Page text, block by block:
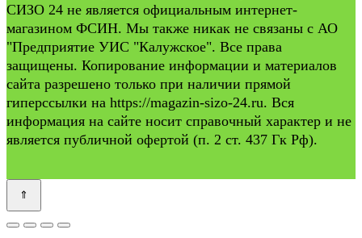
СИЗО 24 не является официальным интернет-
магазином ФСИН. Мы также никак не связаны с АО
"Предприятие УИС "Калужское". Все права
защищены. Копирование информации и материалов
сайта разрешено только при наличии прямой
гиперссылки на https://magazin-sizo-24.ru. Вся
информация на сайте носит справочный характер и не
является публичной офертой (п. 2 ст. 437 Гк Рф).